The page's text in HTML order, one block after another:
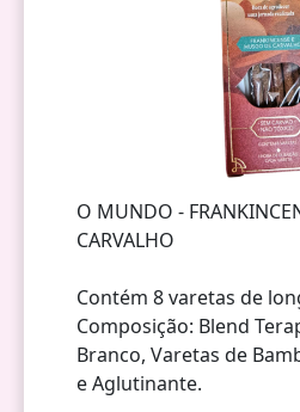
O MUNDO -
CARVALHO
Contém 8 varetas de
Composição: Blend
Branco, Varetas de
e Aglutinante.